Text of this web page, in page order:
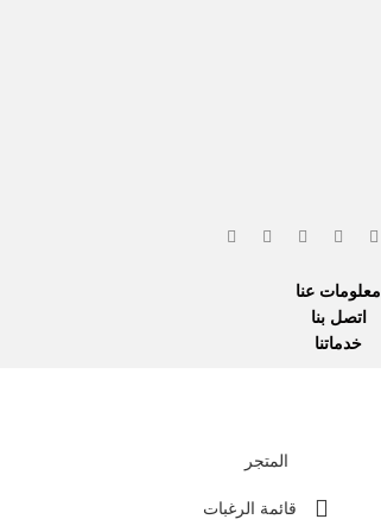
معلومات عنا
اتصل بنا
خدماتنا
المتجر
قائمة الرغبات